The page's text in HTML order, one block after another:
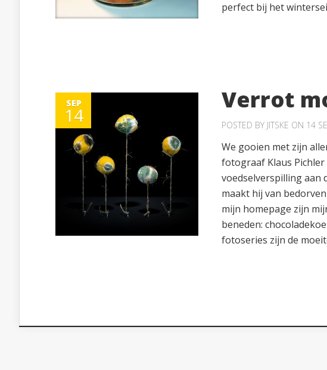
perfect bij het
SEP
14
Verrot
POSTED BY JITSKE ON 14
We gooien met zijn
fotograaf Klaus
voedselverspilling aan
maakt hij van
mijn homepage zijn
beneden:
fotoseries zijn de